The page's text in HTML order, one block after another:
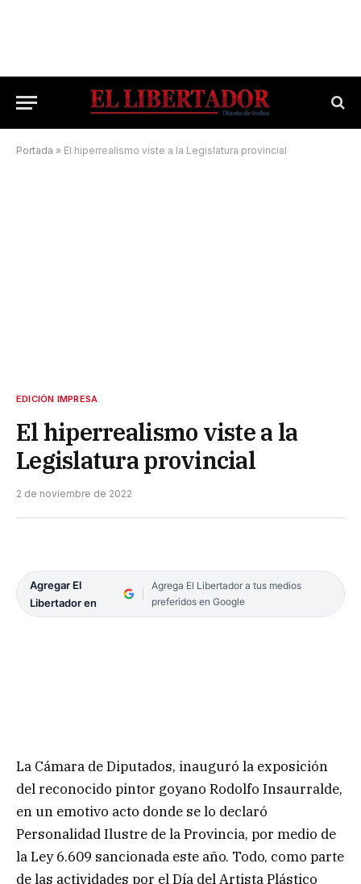
Portada » El hiperrealismo viste a la Legislatura provincial
EDICIÓN IMPRESA
El hiperrealismo viste a la
Legislatura provincial
2 de noviembre de 2022
Agregar El
Libertador en
Agrega El Libertador a tus medios
preferidos en Google
La Cámara de Diputados, inauguró la exposición
del reconocido pintor goyano Rodolfo Insaurralde,
en un emotivo acto donde se lo declaró
Personalidad Ilustre de la Provincia, por medio de
la Ley 6.609 sancionada este año. Todo, como parte
de las actividades por el Día del Artista Plástico